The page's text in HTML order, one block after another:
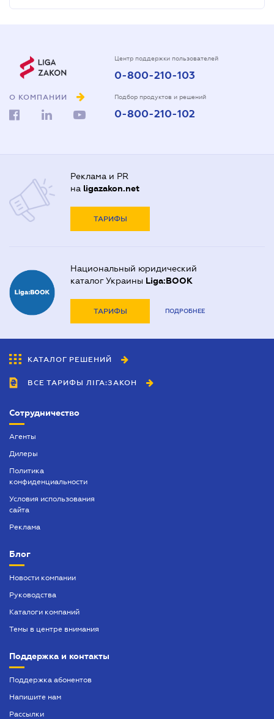
О КОМПАНИИ
Центр поддержки пользователей
0-800-210-103
Подбор продуктов и решений
0-800-210-102
Реклама и PR
на ligazakon.net
ТАРИФЫ
Национальный юридический
каталог Украины Liga:BOOK
ТАРИФЫ ПОДРОБНЕЕ
КАТАЛОГ РЕШЕНИЙ
ВСЕ ТАРИФЫ ЛІГА:ЗАКОН
Сотрудничество
Агенты
Дилеры
Политика
конфиденциальности
Условия использования
сайта
Реклама
Блог
Новости компании
Руководства
Каталоги компаний
Темы в центре внимания
Поддержка и контакты
Поддержка абонентов
Напишите нам
Рассылки